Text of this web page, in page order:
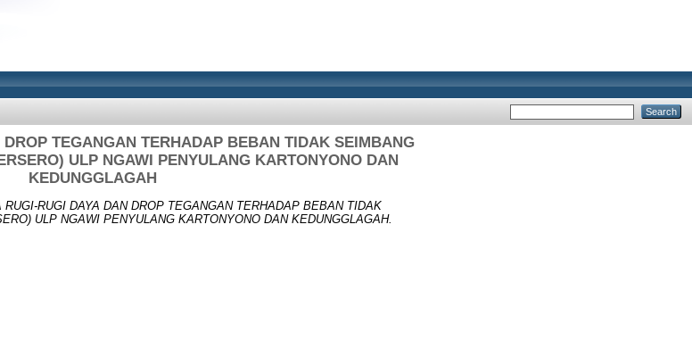
TEGANGAN TERHADAP BEBAN TIDAK SEIMBANG
ULP NGAWI PENYULANG KARTONYONO DAN
KEDUNGGLAGAH
RUGI-RUGI DAYA DAN DROP TEGANGAN TERHADAP BEBAN TIDAK
ULP NGAWI PENYULANG KARTONYONO DAN KEDUNGGLAGAH.